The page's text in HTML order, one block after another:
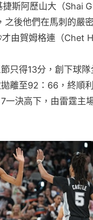
捷斯阿歷山大（Shai
之後他們在馬刺的嚴
由賀姆格連（Chet
只得13分，創下球
離至92：66，終順
一決高下，由雷霆主